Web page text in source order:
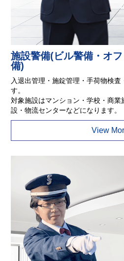
施設警備(ビル警備・オ
備)
入退出管理・施錠管理・手荷物検査
す。
対象施設はマンション・学校・商
設・物流センターなどになります。
View